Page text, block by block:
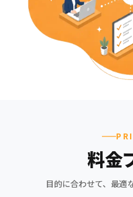
料金
目的に合わせて、最適